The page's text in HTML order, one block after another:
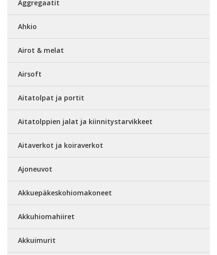
Aggregaatit
Ahkio
Airot & melat
Airsoft
Aitatolpat ja portit
Aitatolppien jalat ja kiinnitystarvikkeet
Aitaverkot ja koiraverkot
Ajoneuvot
Akkuepäkeskohiomakoneet
Akkuhiomahiiret
Akkuimurit